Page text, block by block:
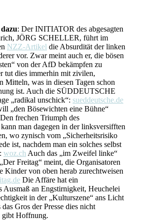
: Der INITIATOR des abgesagten
JÖRG SCHELLER, führt im
NZZ-Artikel die Absurdität der linken
vor. Zwar meint auch er, die bösen
von der AfD bekämpfen zu
tut dies immerhin mit zivilen,
Mitteln, was in diesen Tagen schon
ist. Auch die SÜDDEUTSCHE
„radikal unschick“: sueddeutsche.de
„den Bösewichten eine Bühne“
Den frechen Triumph des
man dagegen in der linksversifften
wo zynisch vom „Sicherheitsrisiko
ist, nachdem man ein solches selbst
woz.ch Auch das „im Zweifel linke“
Freitag“ meint, die Organisatoren
Kinder von oben herab zurechtweisen
Die Affäre hat ein
Ausmaß an Engstirnigkeit, Heuchelei
in der „Kulturszene“ ans Licht
das Gros der Presse dies nicht
gibt Hoffnung.